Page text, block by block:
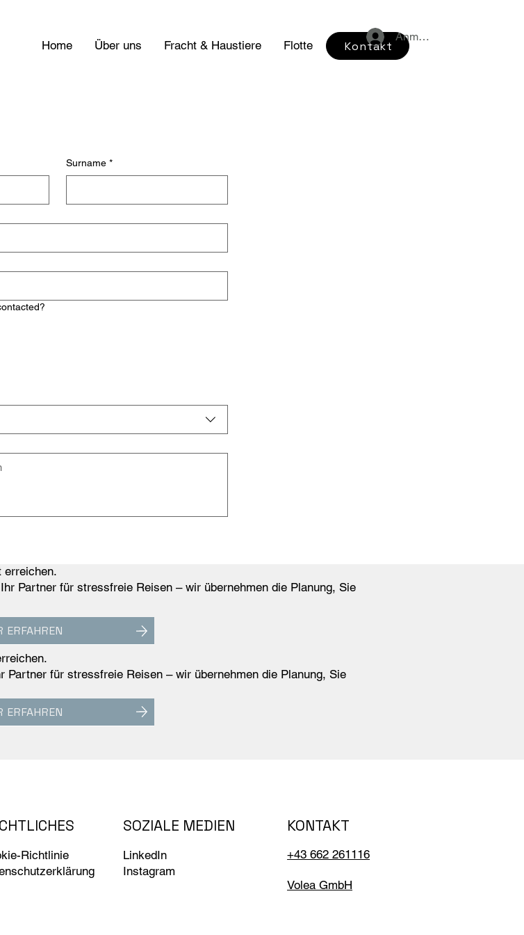
Home Über uns Fracht & Haustiere Flotte Kontakt
Anmelden
Surname *
erreichen.
Partner für stressfreie Reisen – wir übernehmen die Planung, Sie
ERFAHREN
Partner für stressfreie Reisen – wir übernehmen die Planung, Sie
ERFAHREN
Richtlinie
SOZIALE MEDIEN
LinkedIn
Instagram
KONTAKT
+43 662 261116
Volea GmbH